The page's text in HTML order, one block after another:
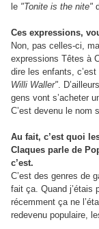
le "Tonite is the nite"
Ces expressions,
Non, pas celles-ci,
expressions Têtes à
dire les enfants,
Willi Waller".
gens vont s’acheter
C’est devenu le nom
Au fait, c’est quoi
Claques parle de
c’est.
C’est des genres de
fait ça. Quand j’étais
récemment ça ne
redevenu populaire,